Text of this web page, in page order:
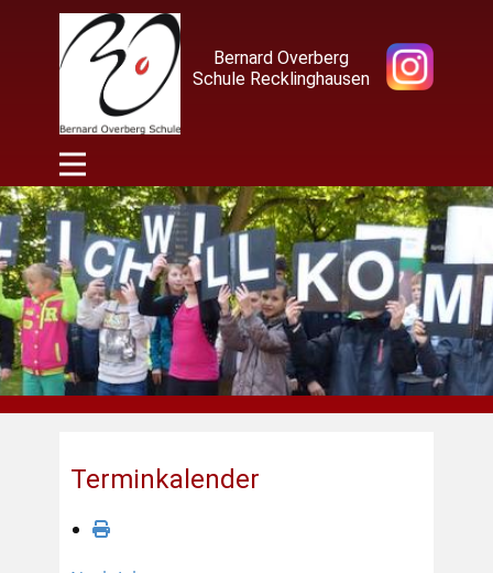
Bernard Overberg
Schule Recklinghausen
Terminkalender